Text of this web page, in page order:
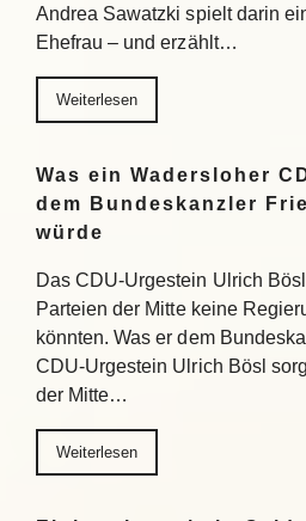
Andrea Sawatzki spielt darin
Ehefrau – und erzählt…
Weiterlesen
Was ein Wadersloher
dem Bundeskanzler
würde
Das CDU-Urgestein Ulrich
Parteien der Mitte keine
könnten. Was er dem
CDU-Urgestein Ulrich Bösl
der Mitte…
Weiterlesen